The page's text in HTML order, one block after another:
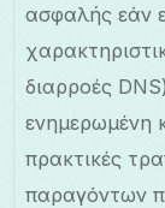
ασφαλής εάν
διαρροές
ενημερωμένη
πρακτικές
παραγόντων